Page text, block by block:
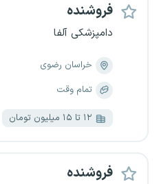
فروشنده
دامپزشکی آلفا
خراسان رضوی
تمام وقت
۱۲ تا ۱۵ میلیون تومان
فروشنده